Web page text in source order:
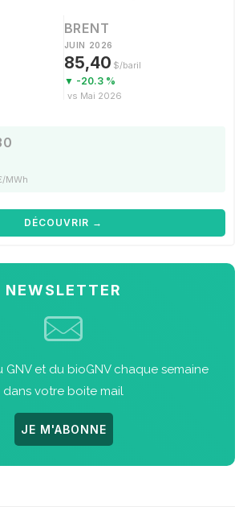
BRENT
JUIN 2026
85,40 $/baril
▼ -20.3 %
vs Mai 2026
MWh
DÉCOUVRIR →
NEWSLETTER
GNV et du bioGNV chaque semaine
dans votre boite mail
JE M'ABONNE